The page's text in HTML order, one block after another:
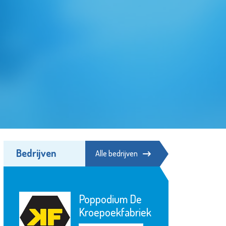
Bedrijven Alle bedrijven
Poppodium De
Kroepoekfabriek